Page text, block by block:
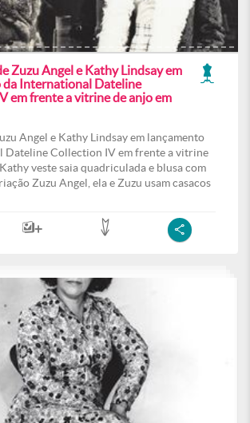
Zuzu Angel e Kathy Lindsay em
da International Dateline
em frente a vitrine de anjo em
Angel e Kathy Lindsay em lançamento
Dateline Collection IV em frente a vitrine
veste saia quadriculada e blusa com
Zuzu Angel, ela e Zuzu usam casacos